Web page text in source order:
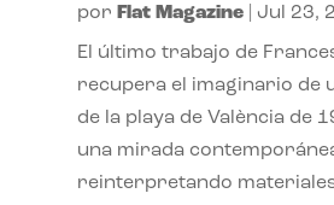
por Flat Magazine| Jul 23,
El último trabajo de
recupera el imaginario de
de la playa de València de
una mirada
reinterpretando